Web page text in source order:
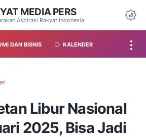
MEDIA PERS
Aspirasi Rakyat Indonesia
DAN BISNIS KALENDER
Libur Nasional
2025, Bisa Jadi